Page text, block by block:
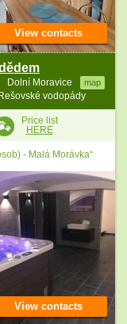
Dolní Moravice map
vodopády
View contacts
Price list
HERE
- Malá Morávka“
View contacts